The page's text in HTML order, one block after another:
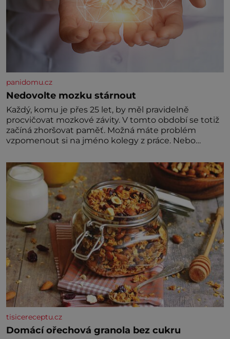
panidomu.cz
Nedovolte mozku stárnout
Každý, komu je přes 25 let, by měl pravidelně
procvičovat mozkové závity. V tomto období se totiž
začíná zhoršovat paměť. Možná máte problém
vzpomenout si na jméno kolegy z práce. Nebo
nedávno přečetli. Je to opravdu tak, s věkem jako
kdyby se paměť rozhodla stávkovat. Cvičte
tisicereceptu.cz
Domácí ořechová granola bez cukru